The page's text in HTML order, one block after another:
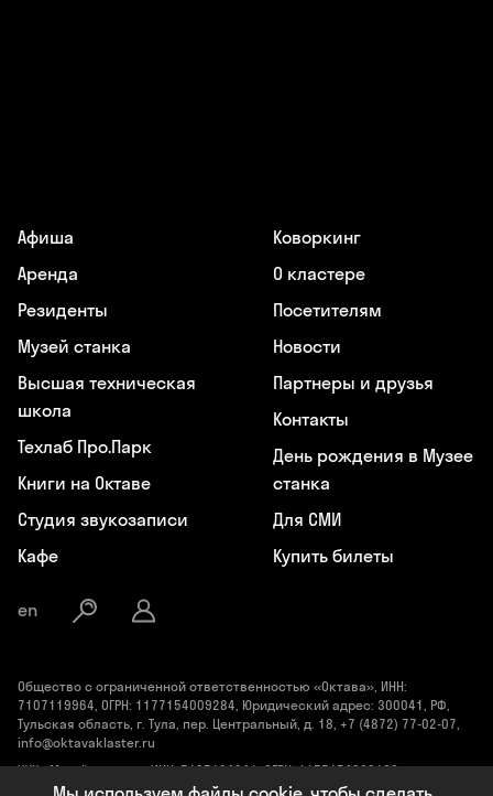
Афиша
Аренда
Резиденты
Музей станка
Высшая техническая
школа
Техлаб Про.Парк
Книги на Октаве
Студия звукозаписи
Кафе
Коворкинг
О кластере
Посетителям
Новости
Партнеры и друзья
Контакты
День рождения в Музее
станка
Для СМИ
Купить билеты
en
Общество с ограниченной ответственностью «Октава», ИНН:
7107119964, ОГРН: 1177154009284, Юридический адрес: 300041, РФ,
Тульская область, г. Тула, пер. Центральный, д. 18, +7 (4872) 77-02-07,
info@oktavaklaster.ru
ЧУК «Музей станка», ИНН: 7107124241, ОГРН: 1177154030162,
Юридический адрес: 300041, Тульская область, г. Тула, пер.